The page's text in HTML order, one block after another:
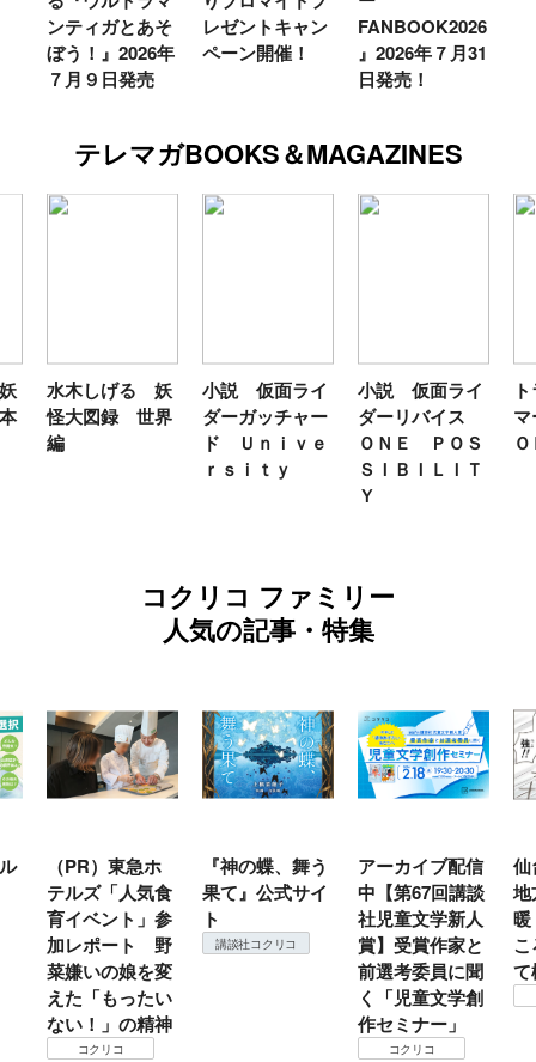
レゼントキャン
ペーン開催！
FANBOOK2026
』2026年７月31
テレマガBOOKS＆MAGAZINES
る 妖
世界
小説 仮面ライ
ダーガッチャー
ド Ｕｎｉｖｅ
小説 仮面ライ
ダーリバイス
ＯＮＥ ＰＯＳ
ＳＩＢＩＬＩＴ
トランスフォー
マーＦＡＮＢＯ
ＯＫ２０２６
コクリコ ファミリー
人気の記事・特集
急ホ
人気食
ト」参
ト 野
娘を変
ったい
の精神
『神の蝶、舞う
果て』公式サイ
ト
講談社コクリコ
アーカイブ配信
中【第67回講談
社児童文学新人
賞】受賞作家と
前選考委員に聞
く「児童文学創
仙台の冬は東北
地方では温
暖？ 本当のと
ころは仙台に来
て検証すべし！
コクリコ